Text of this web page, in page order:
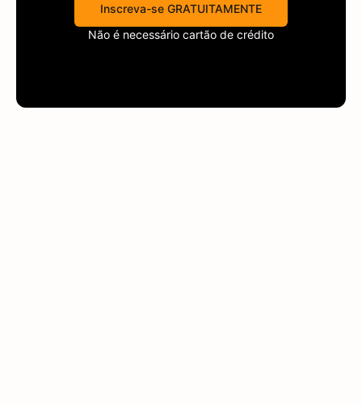
Inscreva-se GRATUITAMENTE
Não é necessário cartão de crédito